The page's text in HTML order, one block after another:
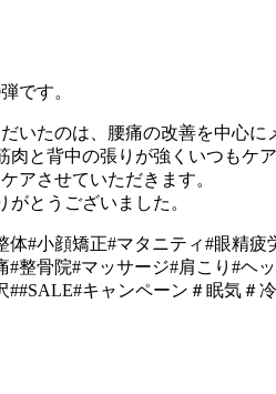
です。
いたのは、腰痛の改善を中心に
肉と背中の張りが強くいつもケ
アさせていただきます。
がとうございました。
体#小顔矯正#マタニティ#眼精
#整骨院#マッサージ#肩こり#ヘ
##SALE#キャンペーン＃眠気＃